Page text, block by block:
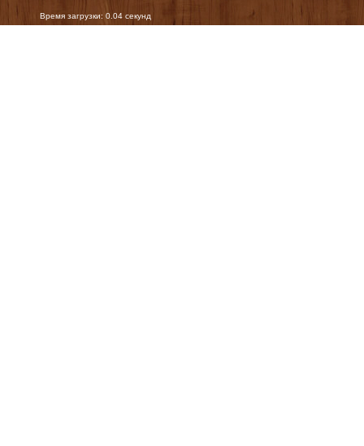
Время загрузки: 0.04 секунд